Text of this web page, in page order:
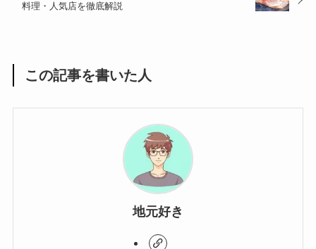
料理・人気店を徹底解説
この記事を書いた人
地元好き